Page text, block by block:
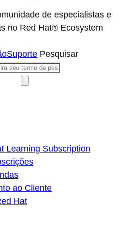
de especialistas e
no Red Hat® Ecosystem
Suporte Pesquisar
Learning Subscription
ao Cliente
Hat